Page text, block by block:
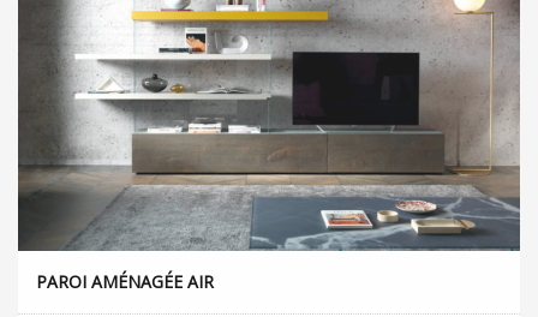
PAROI AMÉNAGÉE AIR